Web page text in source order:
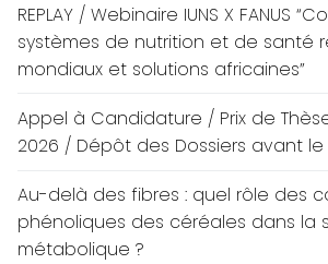
REPLAY / Webinaire IUNS X FANUS
systèmes de nutrition et de santé
mondiaux et solutions africaines”
Appel à Candidature / Prix de Thèse
2026 / Dépôt des Dossiers avant le
Au-delà des fibres : quel rôle des
phénoliques des céréales dans la
métabolique ?